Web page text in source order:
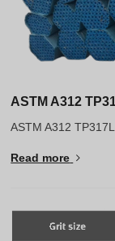
ASTM A312
ASTM A312
Read more